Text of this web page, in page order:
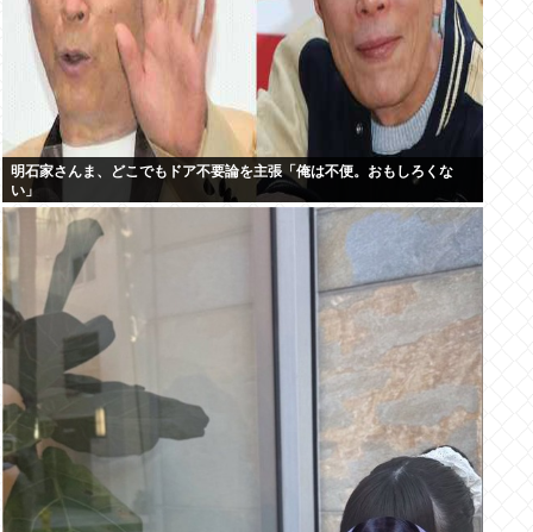
明石家さんま、どこでもドア不要論を主張「俺は不便。おもしろくな
い」